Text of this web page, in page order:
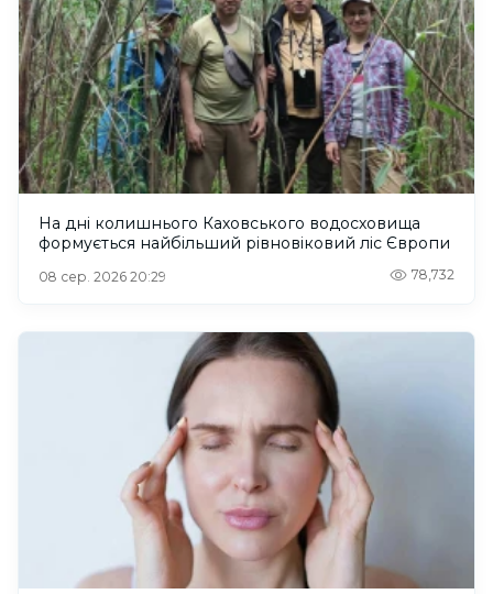
На дні колишнього Каховського водосховища
формується найбільший рівновіковий ліс Європи
08 сер. 2026 20:29 78,732